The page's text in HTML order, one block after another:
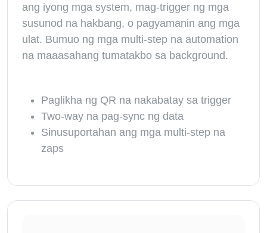
ang iyong mga system, mag-trigger ng mga
susunod na hakbang, o pagyamanin ang mga
ulat. Bumuo ng mga multi-step na automation
na maaasahang tumatakbo sa background.
Paglikha ng QR na nakabatay sa trigger
Two-way na pag-sync ng data
Sinusuportahan ang mga multi-step na
zaps